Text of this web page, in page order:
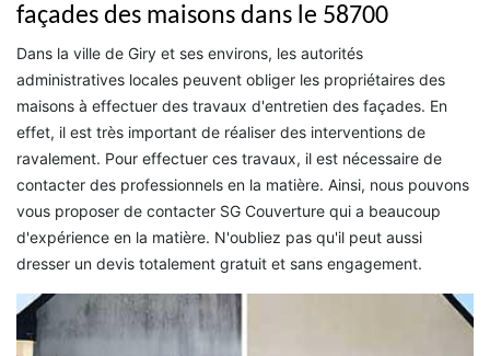
façades des maisons dans le 58700
Dans la ville de Giry et ses environs, les autorités
administratives locales peuvent obliger les propriétaires des
maisons à effectuer des travaux d'entretien des façades. En
effet, il est très important de réaliser des interventions de
ravalement. Pour effectuer ces travaux, il est nécessaire de
contacter des professionnels en la matière. Ainsi, nous pouvons
vous proposer de contacter SG Couverture qui a beaucoup
d'expérience en la matière. N'oubliez pas qu'il peut aussi
dresser un devis totalement gratuit et sans engagement.